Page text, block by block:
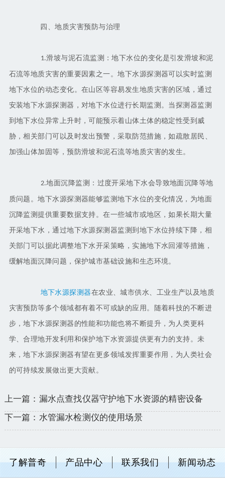
四、地质灾害预防与治理
1.滑坡与泥石流监测：地下水位的变化是引发滑坡和泥
石流等地质灾害的重要因素之一。地下水源探测器可以实时监测
地下水位的动态变化。在山区等容易发生地质灾害的区域，通过
安装地下水源探测器，对地下水位进行长期监测。当探测器监测
到地下水位异常上升时，可能预示着山体土体的稳定性受到威
胁，相关部门可以及时发出预警，采取防范措施，如疏散居民、
加强山体加固等，预防滑坡和泥石流等地质灾害的发生。
2.地面沉降监测：过度开采地下水会导致地面沉降等地
质问题。地下水源探测器能够监测地下水位的变化情况，为地面
沉降监测提供重要数据支持。在一些城市或地区，如果长期大量
开采地下水，通过地下水源探测器监测到地下水位持续下降，相
关部门可以据此调整地下水开采策略，实施地下水回灌等措施，
缓解地面沉降问题，保护城市基础设施和生态环境。
地下水源探测器在农业、城市供水、工业生产以及地质
灾害预防等多个领域都有着不可或缺的应用。随着科技的不断进
步，地下水源探测器的性能和功能也将不断提升，为人类更科
学、合理地开发利用和保护地下水资源提供更有力的支持。未
来，地下水源探测器有望在更多领域发挥重要作用，为人类社会
的可持续发展做出更大贡献。
上一篇：漏水点查找仪器守护地下水资源的精密设备
下一篇：水管漏水检测仪的使用场景
了解普奇 产品中心 联系我们 新闻动态